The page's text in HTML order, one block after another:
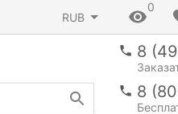
RUB
0
8
8